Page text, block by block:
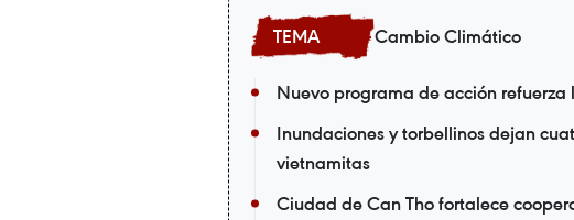
Cambio Climático
Nuevo programa de acción
Inundaciones y torbellinos dejan
vietnamitas
Ciudad de Can Tho fortalece